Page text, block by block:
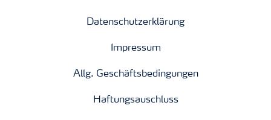
Datenschutzerklärung
Impressum
Allg. Geschäftsbedingungen
Haftungsauschluss